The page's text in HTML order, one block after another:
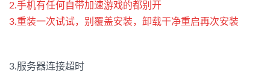
2.手机有任何自带加速游戏的都别开
3.重装一次试试，别覆盖安装，卸载干净重启再次安装
3.服务器连接超时